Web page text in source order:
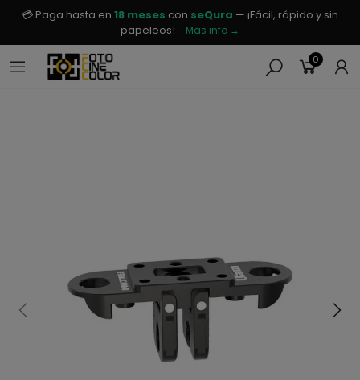
💳 Paga hasta en 18 meses con seQura — ¡Fácil, rápido y sin
papeleos!
Más info →
0